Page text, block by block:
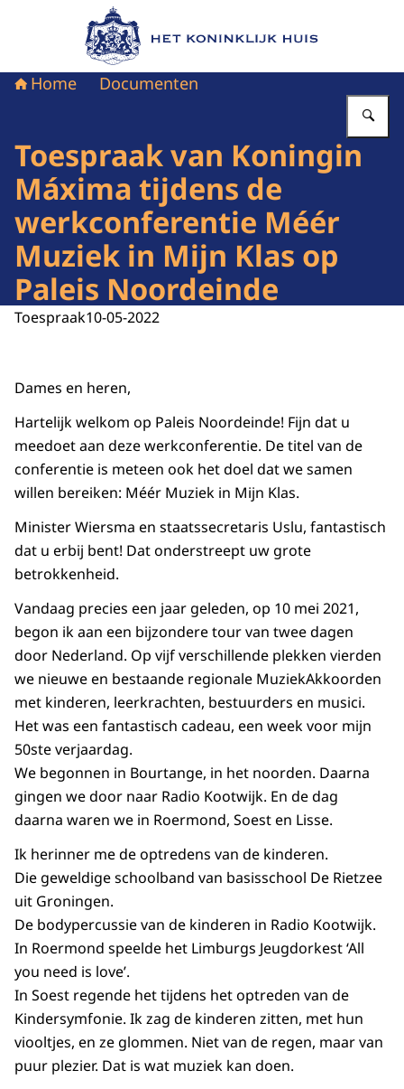
Naar de homepage van Het Koninklijk Huis
Home Documenten
Toespraak van Koningin
Máxima tijdens de
werkconferentie Méér
Muziek in Mijn Klas op
Paleis Noordeinde
Toespraak10-05-2022
Dames en heren,
Hartelijk welkom op Paleis Noordeinde! Fijn dat u
meedoet aan deze werkconferentie. De titel van de
conferentie is meteen ook het doel dat we samen
willen bereiken: Méér Muziek in Mijn Klas.
Minister Wiersma en staatssecretaris Uslu, fantastisch
dat u erbij bent! Dat onderstreept uw grote
betrokkenheid.
Vandaag precies een jaar geleden, op 10 mei 2021,
begon ik aan een bijzondere tour van twee dagen
door Nederland. Op vijf verschillende plekken vierden
we nieuwe en bestaande regionale MuziekAkkoorden
met kinderen, leerkrachten, bestuurders en musici.
Het was een fantastisch cadeau, een week voor mijn
50ste verjaardag.
We begonnen in Bourtange, in het noorden. Daarna
gingen we door naar Radio Kootwijk. En de dag
daarna waren we in Roermond, Soest en Lisse.
Ik herinner me de optredens van de kinderen.
Die geweldige schoolband van basisschool De Rietzee
uit Groningen.
De bodypercussie van de kinderen in Radio Kootwijk.
In Roermond speelde het Limburgs Jeugdorkest‘All
you need is love’.
In Soest regende het tijdens het optreden van de
Kindersymfonie. Ik zag de kinderen zitten, met hun
viooltjes, en ze glommen. Niet van de regen, maar van
puur plezier. Dat is wat muziek kan doen.